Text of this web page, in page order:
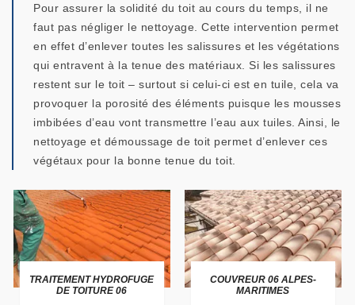
Pour assurer la solidité du toit au cours du temps, il ne
faut pas négliger le nettoyage. Cette intervention permet
en effet d’enlever toutes les salissures et les végétations
qui entravent à la tenue des matériaux. Si les salissures
restent sur le toit – surtout si celui-ci est en tuile, cela va
provoquer la porosité des éléments puisque les mousses
imbibées d’eau vont transmettre l’eau aux tuiles. Ainsi, le
nettoyage et démoussage de toit permet d’enlever ces
végétaux pour la bonne tenue du toit.
TRAITEMENT HYDROFUGE
DE TOITURE 06
COUVREUR 06 ALPES-
MARITIMES